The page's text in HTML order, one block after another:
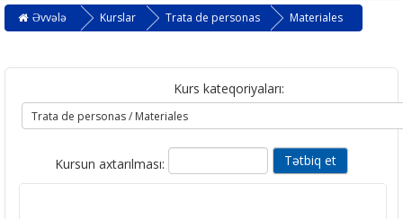
Azərbaycanca ‎(az)‎
Əvvələ Kurslar Trata de personas Materiales
Kurs kateqoriyaları:
Kursun axtarılması: